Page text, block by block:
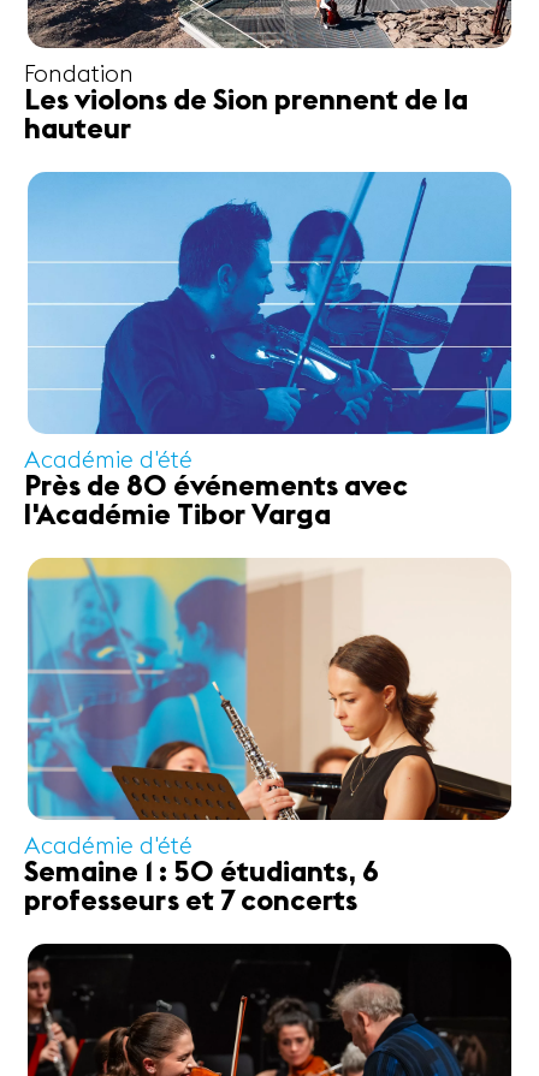
Fondation
Les violons de Sion prennent de la
hauteur
Académie d'été
Près de 80 événements avec
l'Académie Tibor Varga
Académie d'été
Semaine 1 : 50 étudiants, 6
professeurs et 7 concerts